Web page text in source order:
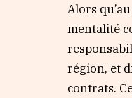
Alors
mentalité
région, et
contrats.